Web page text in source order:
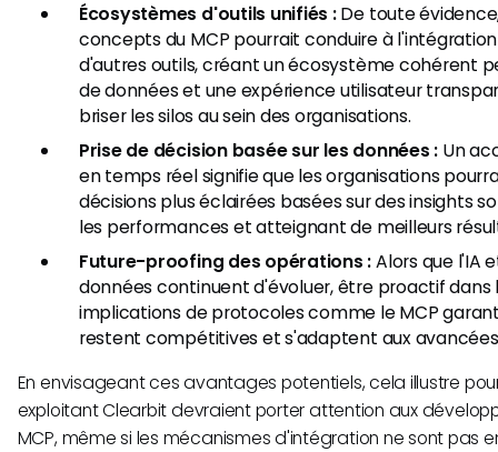
Écosystèmes d'outils unifiés :De toute
concepts du MCP pourrait conduire à
d'autres outils, créant un écosystème cohérent
de données et une expérience utilisateur
briser les silos au sein des organisations.
Prise de décision basée sur les données : Un
en temps réel signifie que les organisations
décisions plus éclairées basées sur des insights
les performances et atteignant de meilleurs
Future-proofing des opérations :Alors que l'IA
données continuent d'évoluer, être proactif
implications de protocoles comme le MCP
restent compétitives et s'adaptent aux
En envisageant ces avantages potentiels, cela illustre
exploitant Clearbit devraient porter attention aux
MCP, même si les mécanismes d'intégration ne sont pas